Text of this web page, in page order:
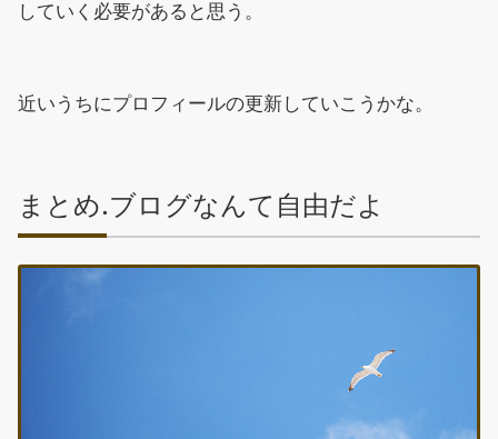
していく必要があると思う。
近いうちにプロフィールの更新していこうかな。
まとめ.ブログなんて自由だよ